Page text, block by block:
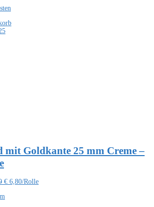
mit Goldkante 25 mm Creme –
Ursprünglicher
war:
€ 6,80Aktueller
/Rolle
m